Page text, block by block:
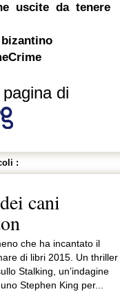
uscite da tenere
di
:
cani
che ha incantato il
di libri 2015. Un thriller
Stalking, un’indagine
Stephen King per...